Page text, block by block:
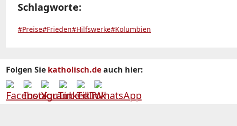
Schlagworte:
#Preise#Frieden#Hilfswerke#Kolumbien
Folgen Sie katholisch.deauch hier: